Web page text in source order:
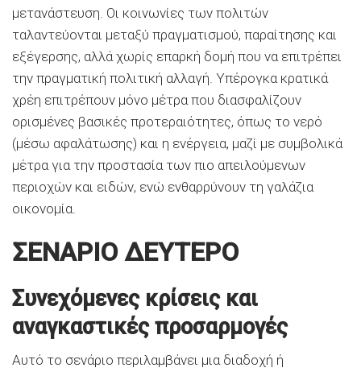
μετανάστευση. Οι κοινωνίες των πολιτών
ταλαντεύονται μεταξύ πραγματισμού, παραίτησης και
εξέγερσης, αλλά χωρίς επαρκή δομή που να επιτρέπει
την πραγματική πολιτική αλλαγή. Υπέρογκα κρατικά
χρέη επιτρέπουν μόνο μέτρα που διασφαλίζουν
ορισμένες βασικές προτεραιότητες, όπως το νερό
(μέσω αφαλάτωσης) και η ενέργεια, μαζί με συμβολικά
μέτρα για την προστασία των πιο απειλούμενων
περιοχών και ειδών, ενώ ενθαρρύνουν τη γαλάζια
οικονομία.
ΣΕΝΑΡΙΟ ΔΕΥΤΕΡΟ
Συνεχόμενες κρίσεις και
αναγκαστικές προσαρμογές
Αυτό το σενάριο περιλαμβάνει μια διαδοχή ή